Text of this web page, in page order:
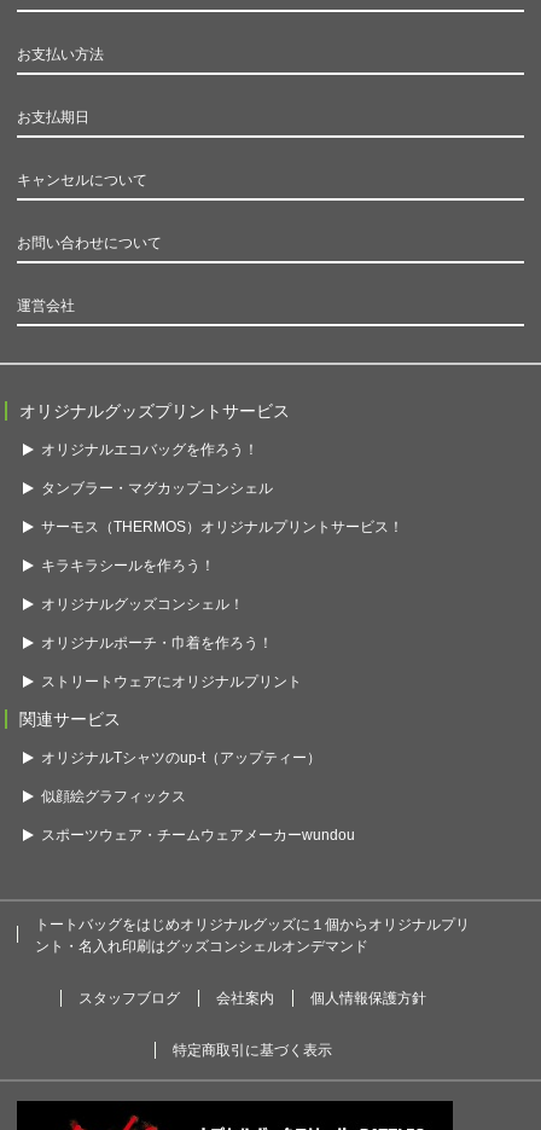
お支払い方法
お支払期日
キャンセルについて
お問い合わせについて
運営会社
オリジナルグッズプリントサービス
オリジナルエコバッグを作ろう！
タンブラー・マグカップコンシェル
サーモス（THERMOS）オリジナルプリントサービス！
キラキラシールを作ろう！
オリジナルグッズコンシェル！
オリジナルポーチ・巾着を作ろう！
ストリートウェアにオリジナルプリント
関連サービス
オリジナルTシャツのup-t（アップティー）
似顔絵グラフィックス
スポーツウェア・チームウェアメーカーwundou
トートバッグをはじめオリジナルグッズに１個からオリジナルプリ
ント・名入れ印刷はグッズコンシェルオンデマンド
スタッフブログ 会社案内 個人情報保護方針
特定商取引に基づく表示